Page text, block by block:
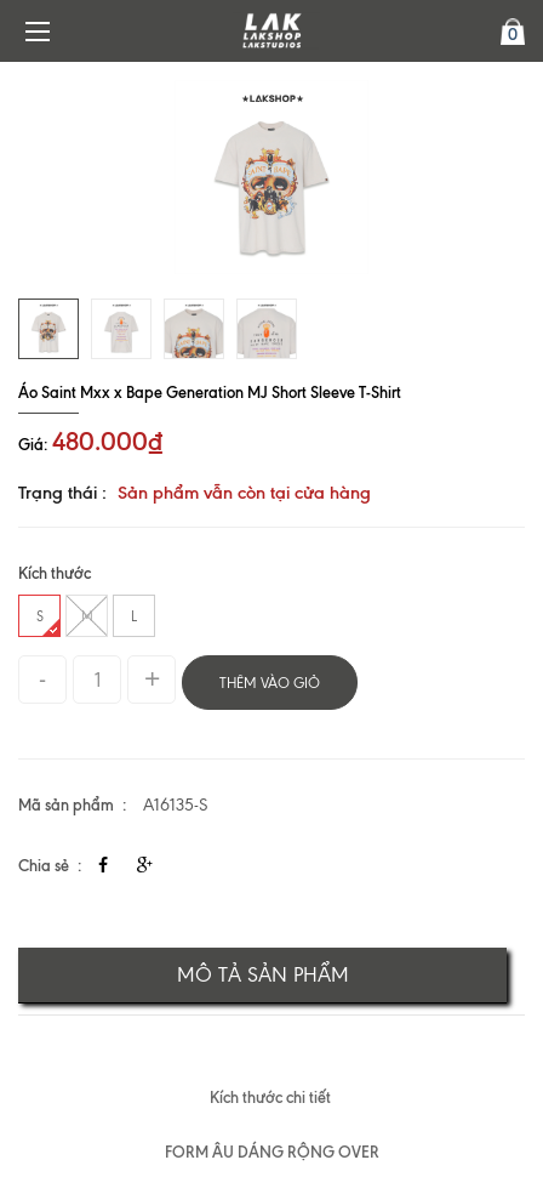
0
Áo Saint Mxx x Bape Generation MJ Short Sleeve T-Shirt
Giá: 480.000₫
Trạng thái : Sản phẩm vẫn còn tại cửa hàng
Kích thước
S M L
THÊM VÀO GIỎ
Mã sản phẩm A16135-S
Chia sẻ
MÔ TẢ SẢN PHẨM
Kích thước chi tiết
FORM ÂU DÁNG RỘNG OVER